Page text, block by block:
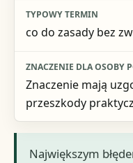
co do zasady bez
Znaczenie mają
przeszkody
Największym